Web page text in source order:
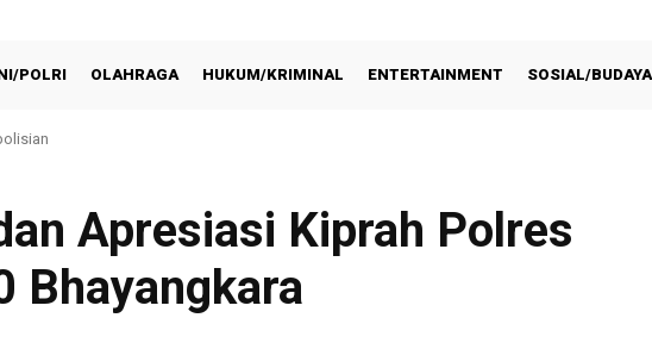
POLRI OLAHRAGA HUKUM/KRIMINAL ENTERTAINMENT SOSIAL/BUDAYA
GEDUNG PELAYANAN BPKB PROTOTYPE DITLANTAS POLDA SUMSEL
Apresiasi Kiprah Polres
Bhayangkara